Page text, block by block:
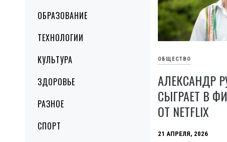
ОБРАЗОВАНИЕ
ТЕХНОЛОГИИ
КУЛЬТУРА
ЗДОРОВЬЕ
РАЗНОЕ
СПОРТ
ОБЩЕСТВО
АЛЕКСАНДР
СЫГРАЕТ В
ОТ NETFLIX
21 АПРЕЛЯ, 2026